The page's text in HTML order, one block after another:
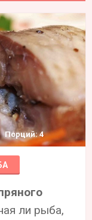
Порций: 4
ли рыба,